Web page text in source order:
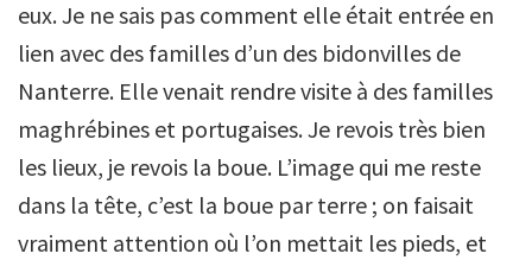
eux. Je ne sais pas comment elle était entrée en
lien avec des familles d’un des bidonvilles de
Nanterre. Elle venait rendre visite à des familles
maghrébines et portugaises. Je revois très bien
les lieux, je revois la boue. L’image qui me reste
dans la tête, c’est la boue par terre ; on faisait
vraiment attention où l’on mettait les pieds, et